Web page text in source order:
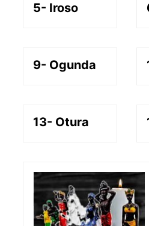
5- Iroso
9- Ogunda
13- Otura